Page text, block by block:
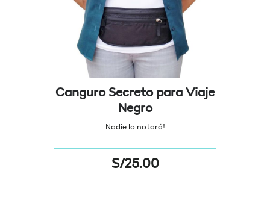
Canguro Secreto para Viaje
Negro
Nadie lo notará!
S/25.00